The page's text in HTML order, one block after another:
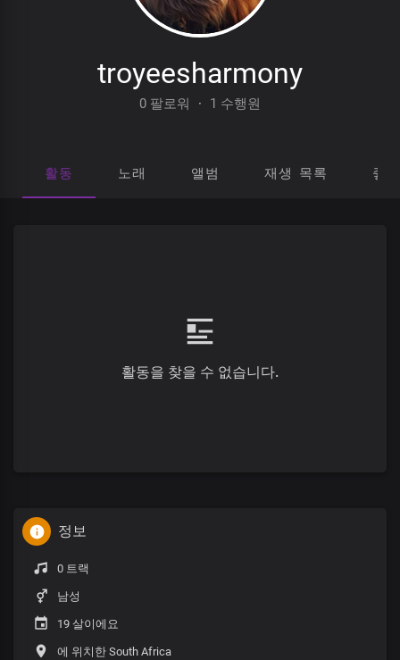
troyeesharmony
0 팔로워 · 1 수행원
활동 노래 앨범 재생 목록 좋
활동을 찾을 수 없습니다.
정보
0 트랙
남성
19 살이에요
에 위치한 South Africa